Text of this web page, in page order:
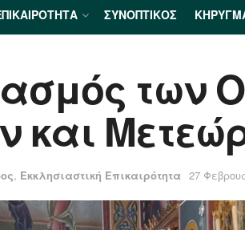
ΣΥΝΟΠΤΙΚΌΣ
των
και
, Εκκλησιαστική Επικαιρότητα 27